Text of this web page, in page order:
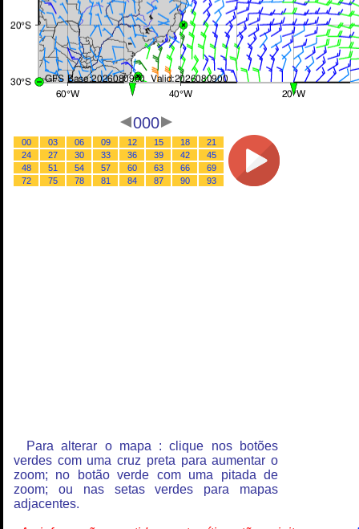
000
00 03 06 09 12 15 18
21
24
27 30 33 36 39 42
45
48
51 54 57 60 63 66
69
72
75 78 81 84 87 90 93
Para alterar o mapa : clique nos botões
verdes com uma cruz preta para aumentar o
zoom; no botão verde com uma pitada de
zoom; ou nas setas verdes para mapas
adjacentes.